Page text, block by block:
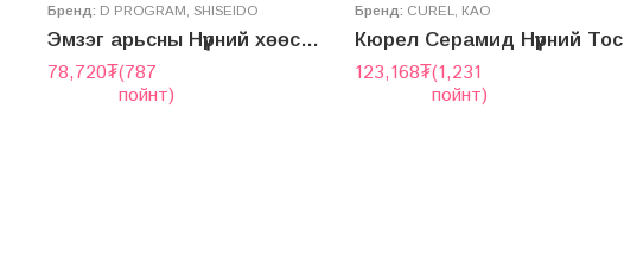
Бренд: D PROGRAM SHISEIDO
Эмзэг арьсны Нүүрний хөөс – ESSENCE IN CLEANSING FOAM
78,720₮(787
пойнт)
Бренд: CUREL КАО
Кюрел Серамид Нүүрний Тос
123,168₮(1,231
пойнт)